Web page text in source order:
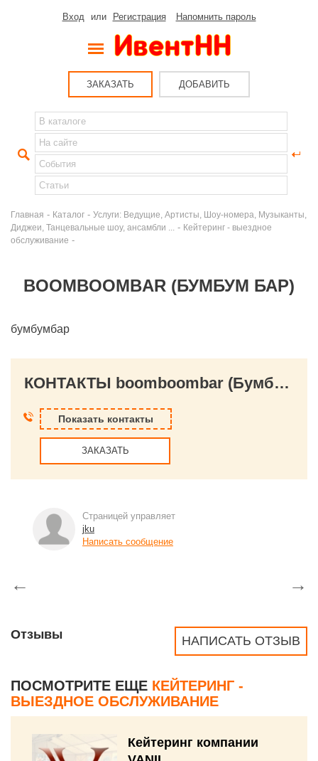
Вход или Регистрация Напомнить пароль
ЗАКАЗАТЬ ДОБАВИТЬ
Главная - Каталог - Услуги: Ведущие, Артисты, Шоу-номера, Музыканты,
Диджеи, Танцевальные шоу, ансамбли ...
- Кейтеринг - выездное
обслуживание -
BOOMBOOMBAR (БУМБУМ БАР)
бумбумбар
КОНТАКТЫ boomboombar (Бумбум бар)
Показать контакты
ЗАКАЗАТЬ
Страницей управляет
jku
Написать сообщение
← →
НАПИСАТЬ ОТЗЫВ
Отзывы
ПОСМОТРИТЕ ЕЩЕ КЕЙТЕРИНГ -
ВЫЕЗДНОЕ ОБСЛУЖИВАНИЕ
Кейтеринг компании